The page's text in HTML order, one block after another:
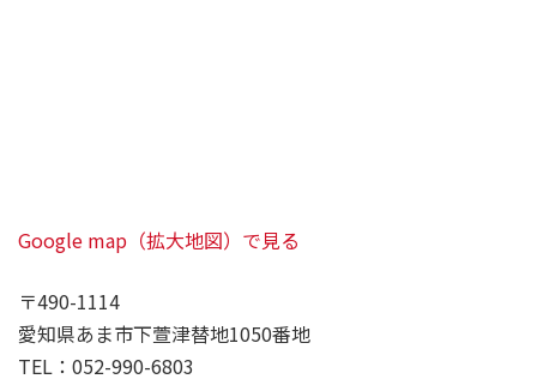
Google map（拡大地図）で見る
〒490-1114
愛知県あま市下萱津替地1050番地
TEL： 052-990-6803